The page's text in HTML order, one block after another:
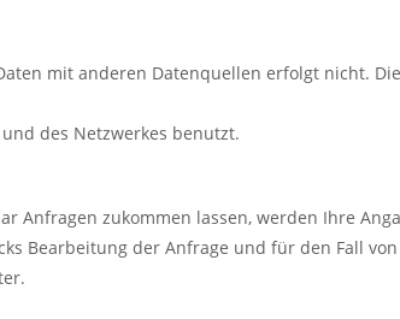
mit anderen Datenquellen erfolgt nicht.
des Netzwerkes benutzt.
Anfragen zukommen lassen, werden Ihre
Bearbeitung der Anfrage und für den Fall